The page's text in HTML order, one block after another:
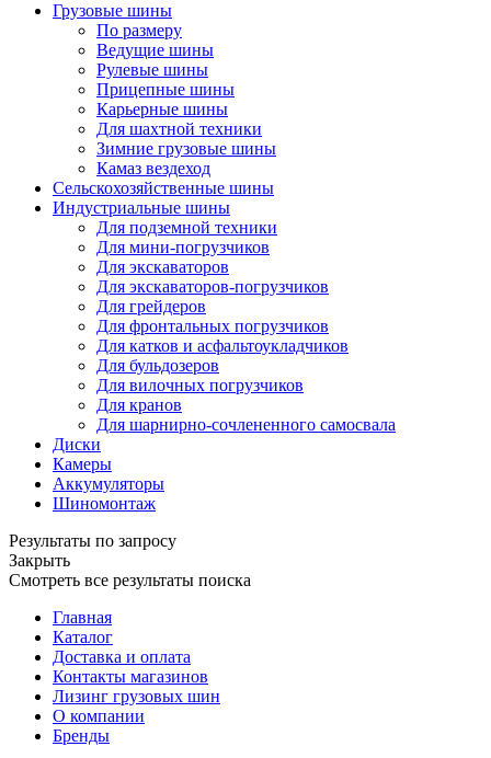
Грузовые шины
По размеру
Ведущие шины
Рулевые шины
Прицепные шины
Карьерные шины
Для шахтной техники
Зимние грузовые шины
Камаз вездеход
Сельскохозяйственные шины
Индустриальные шины
Для подземной техники
Для мини-погрузчиков
Для экскаваторов
Для экскаваторов-погрузчиков
Для грейдеров
Для фронтальных погрузчиков
Для катков и асфальтоукладчиков
Для бульдозеров
Для вилочных погрузчиков
Для кранов
Для шарнирно-сочлененного самосвала
Диски
Камеры
Аккумуляторы
Шиномонтаж
Результаты по запросу
Закрыть
Смотреть все результаты поиска
Главная
Каталог
Доставка и оплата
Контакты магазинов
Лизинг грузовых шин
О компании
Бренды